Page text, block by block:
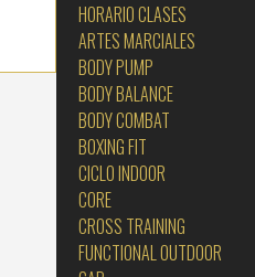
HORARIO CLASES
ARTES MARCIALES
BODY PUMP
BODY BALANCE
BODY COMBAT
BOXING FIT
CICLO INDOOR
CORE
CROSS TRAINING
FUNCTIONAL OUTDOOR